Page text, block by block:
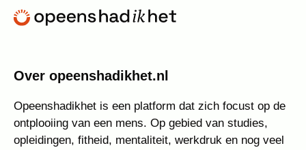
Over opeenshadikhet.nl
Opeenshadikhet is een platform dat zich focust op de
ontplooiing van een mens. Op gebied van studies,
opleidingen, fitheid, mentaliteit, werkdruk en nog veel